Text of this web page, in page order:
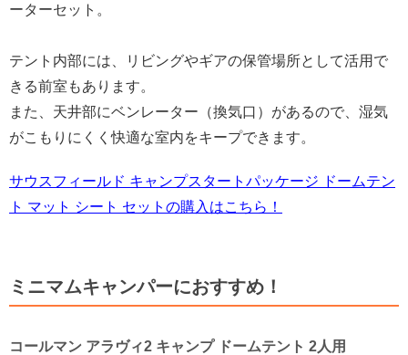
ーターセット。
テント内部には、リビングやギアの保管場所として活用で
きる前室もあります。
また、天井部にベンレーター（換気口）があるので、湿気
がこもりにくく快適な室内をキープできます。
サウスフィールド キャンプスタートパッケージ ドームテン
ト マット シート セットの購入はこちら！
ミニマムキャンパーにおすすめ！
コールマン アラヴィ2 キャンプ ドームテント 2人用